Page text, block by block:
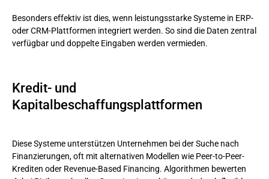
Besonders effektiv ist dies, wenn leistungsstarke Systeme in ERP-
oder CRM-Plattformen integriert werden. So sind die Daten zentral
verfügbar und doppelte Eingaben werden vermieden.
Kredit- und
Kapitalbeschaffungsplattformen
Diese Systeme unterstützen Unternehmen bei der Suche nach
Finanzierungen, oft mit alternativen Modellen wie Peer-to-Peer-
Krediten oder Revenue-Based Financing. Algorithmen bewerten